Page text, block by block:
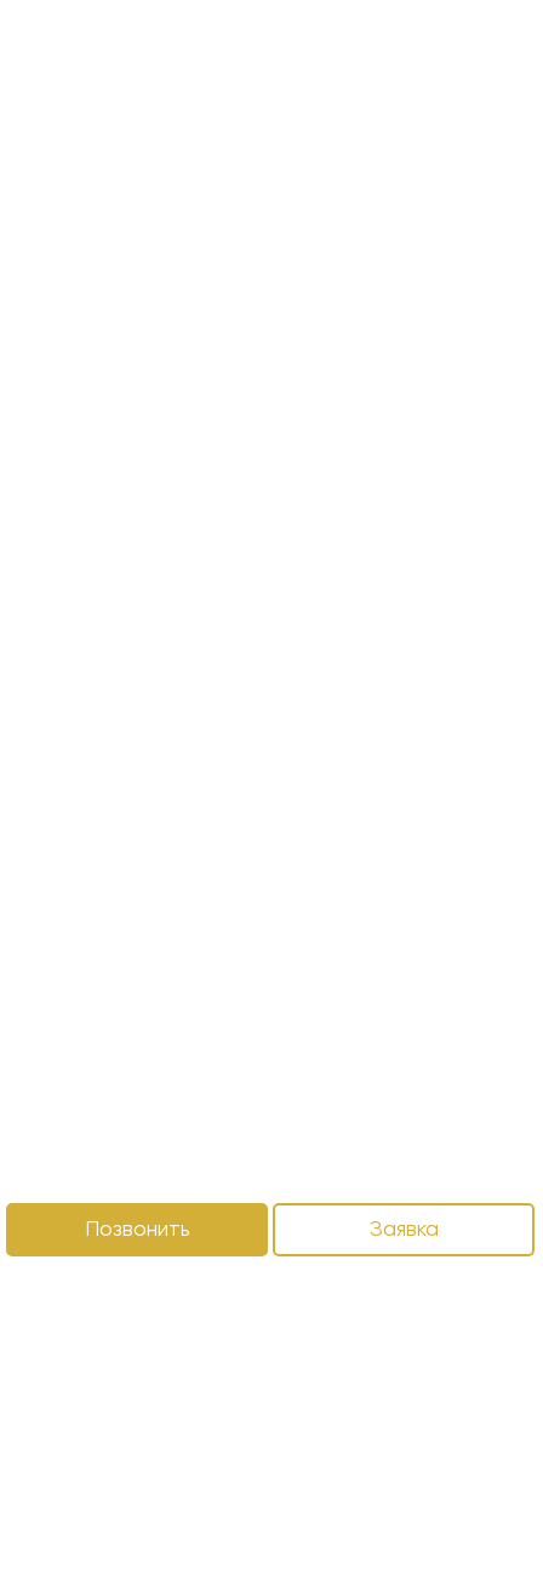
Позвонить Заявка